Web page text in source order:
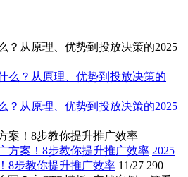
？从原理、优势到投放决策的2025
？从原理、优势到投放决策的2025
案！8步教你提升推广效率
2025
8步教你提升推广效率 11/27 290